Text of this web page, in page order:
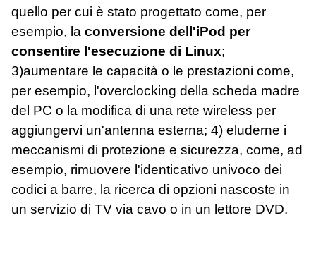
quello per cui è stato progettato come, per
esempio, la conversione dell'iPod per
consentire l'esecuzione di Linux;
3)aumentare le capacità o le prestazioni come,
per esempio, l'overclocking della scheda madre
del PC o la modifica di una rete wireless per
aggiungervi un'antenna esterna; 4) eluderne i
meccanismi di protezione e sicurezza, come, ad
esempio, rimuovere l'identicativo univoco dei
codici a barre, la ricerca di opzioni nascoste in
un servizio di TV via cavo o in un lettore DVD.